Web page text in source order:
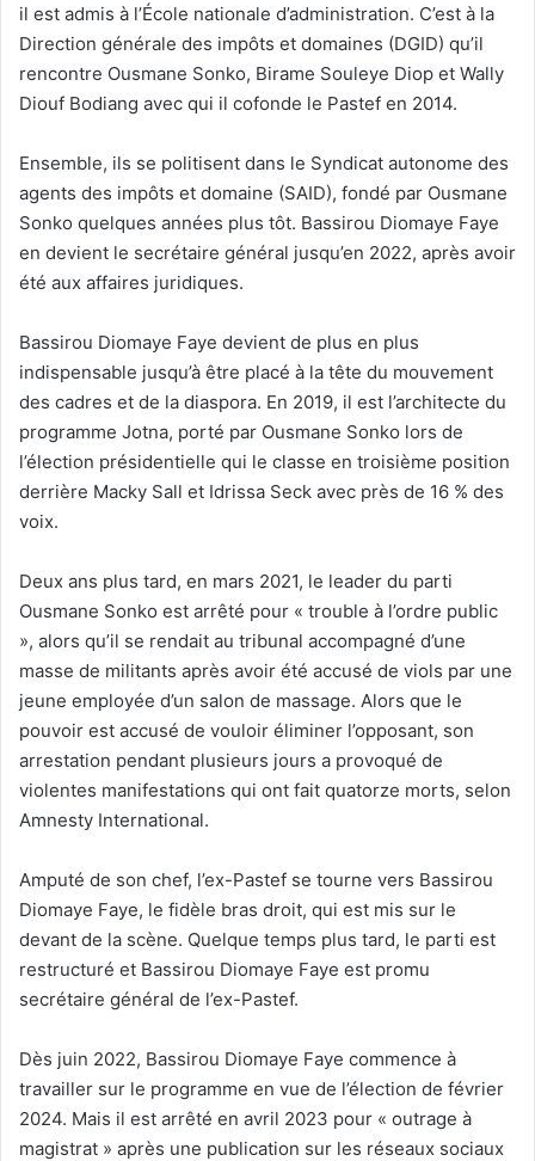
il est admis à l’École nationale d’administration. C’est à la
Direction générale des impôts et domaines (DGID) qu’il
rencontre Ousmane Sonko, Birame Souleye Diop et Wally
Diouf Bodiang avec qui il cofonde le Pastef en 2014.
Ensemble, ils se politisent dans le Syndicat autonome des
agents des impôts et domaine (SAID), fondé par Ousmane
Sonko quelques années plus tôt. Bassirou Diomaye Faye
en devient le secrétaire général jusqu’en 2022, après avoir
été aux affaires juridiques.
Bassirou Diomaye Faye devient de plus en plus
indispensable jusqu’à être placé à la tête du mouvement
des cadres et de la diaspora. En 2019, il est l’architecte du
programme Jotna, porté par Ousmane Sonko lors de
l’élection présidentielle qui le classe en troisième position
derrière Macky Sall et Idrissa Seck avec près de 16 % des
voix.
Deux ans plus tard, en mars 2021, le leader du parti
Ousmane Sonko est arrêté pour « trouble à l’ordre public
», alors qu’il se rendait au tribunal accompagné d’une
masse de militants après avoir été accusé de viols par une
jeune employée d’un salon de massage. Alors que le
pouvoir est accusé de vouloir éliminer l’opposant, son
arrestation pendant plusieurs jours a provoqué de
violentes manifestations qui ont fait quatorze morts, selon
Amnesty International.
Amputé de son chef, l’ex-Pastef se tourne vers Bassirou
Diomaye Faye, le fidèle bras droit, qui est mis sur le
devant de la scène. Quelque temps plus tard, le parti est
restructuré et Bassirou Diomaye Faye est promu
secrétaire général de l’ex-Pastef.
Dès juin 2022, Bassirou Diomaye Faye commence à
travailler sur le programme en vue de l’élection de février
2024. Mais il est arrêté en avril 2023 pour « outrage à
magistrat » après une publication sur les réseaux sociaux